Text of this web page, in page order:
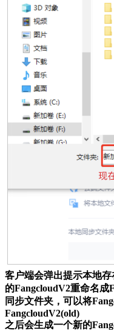
客户端会弹出提示本地
的FangcloudV2重命名成
同步文件夹，可以将
FangcloudV2(old)
之后会生成一个新的